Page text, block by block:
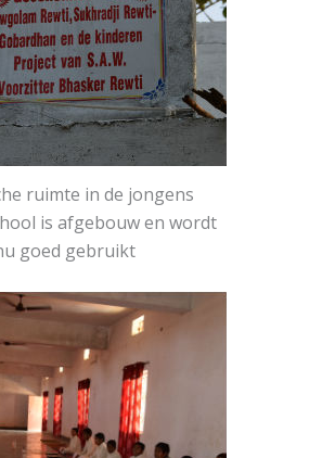
ruimte in de jongens
is afgebouw en wordt
goed gebruikt